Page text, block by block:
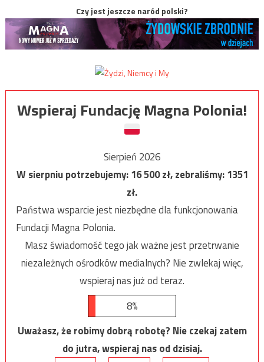
Czy jest jeszcze naród polski?
Wspieraj Fundację Magna Polonia!
Sierpień 2026
W sierpniu potrzebujemy:16 500zł, zebraliśmy:1351
zł.
Państwa wsparcie jest niezbędne dla funkcjonowania
Fundacji Magna Polonia.
Masz świadomość tego jak ważne jest przetrwanie
niezależnych ośrodków medialnych? Nie zwlekaj więc,
wspieraj nas już od teraz.
8%
Uważasz, że robimy dobrą robotę? Nie czekaj zatem
do jutra, wspieraj nas od dzisiaj.